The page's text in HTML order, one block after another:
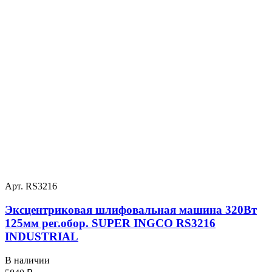
Арт. RS3216
Эксцентриковая шлифовальная машина 320Вт
125мм рег.обор. SUPER INGCO RS3216
INDUSTRIAL
В наличии